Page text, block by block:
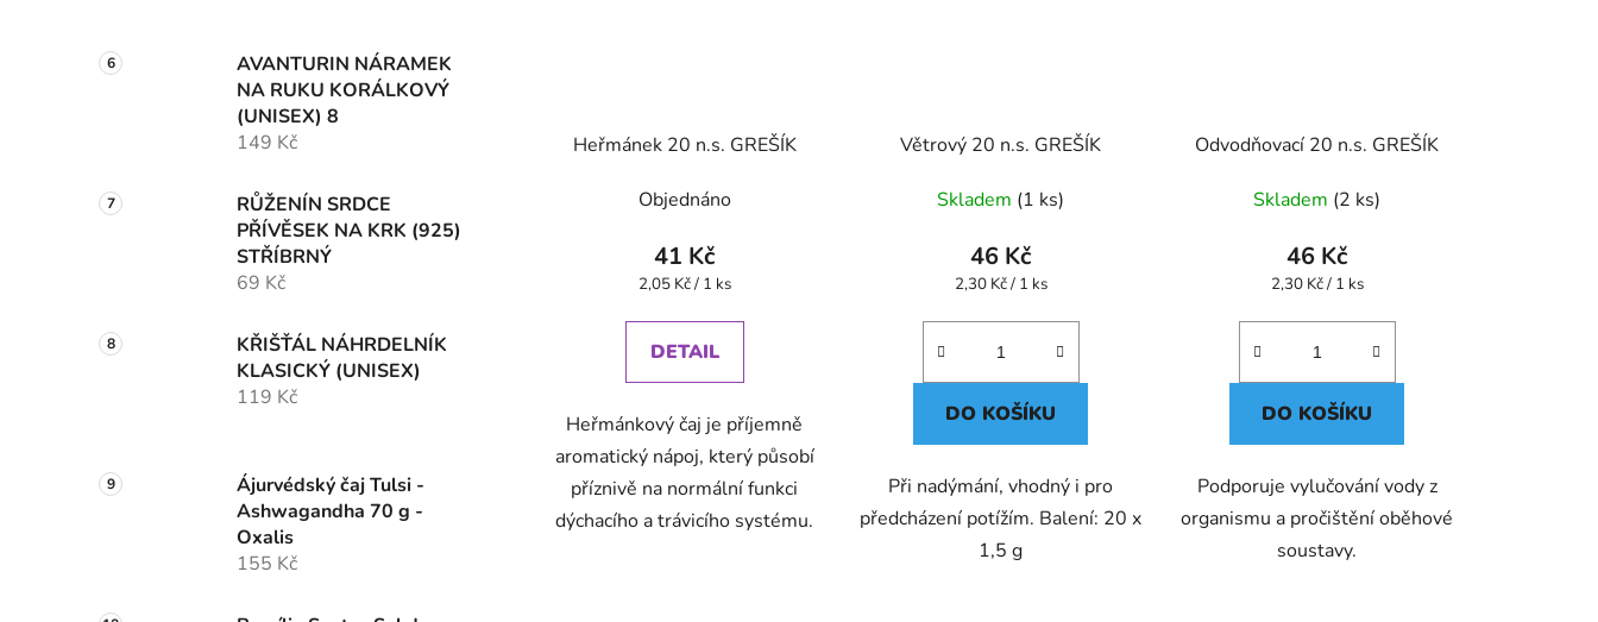
AVANTURIN NÁRAMEK
NA RUKU KORÁLKOVÝ
(UNISEX) 8
149 Kč
RŮŽENÍN SRDCE
PŘÍVĚSEK NA KRK (925)
STŘÍBRNÝ
69 Kč
KŘIŠŤÁL NÁHRDELNÍK
KLASICKÝ (UNISEX)
119 Kč
Ájurvédský čaj Tulsi -
Ashwagandha 70 g -
Oxalis
155 Kč
Heřmánek 20 n.s. GREŠÍK
Objednáno
41 Kč
Měrná
2,05 Kč / 1 ks
DETAIL
Heřmánkový čaj je příjemně
aromatický nápoj, který působí
příznivě na normální funkci
dýchacího a trávicího systému.
Větrový 20 n.s. GREŠÍK
Skladem (1 ks)
46 Kč
Měrná
2,30 Kč / 1 ks
DO KOŠÍKU
Při nadýmání, vhodný i pro
předcházení potížím. Balení: 20 x
1,5 g
Odvodňovací 20 n.s. GREŠÍK
Skladem (2 ks)
46 Kč
Měrná
2,30 Kč / 1 ks
DO KOŠÍKU
Podporuje vylučování vody z
organismu a pročištění oběhové
soustavy.